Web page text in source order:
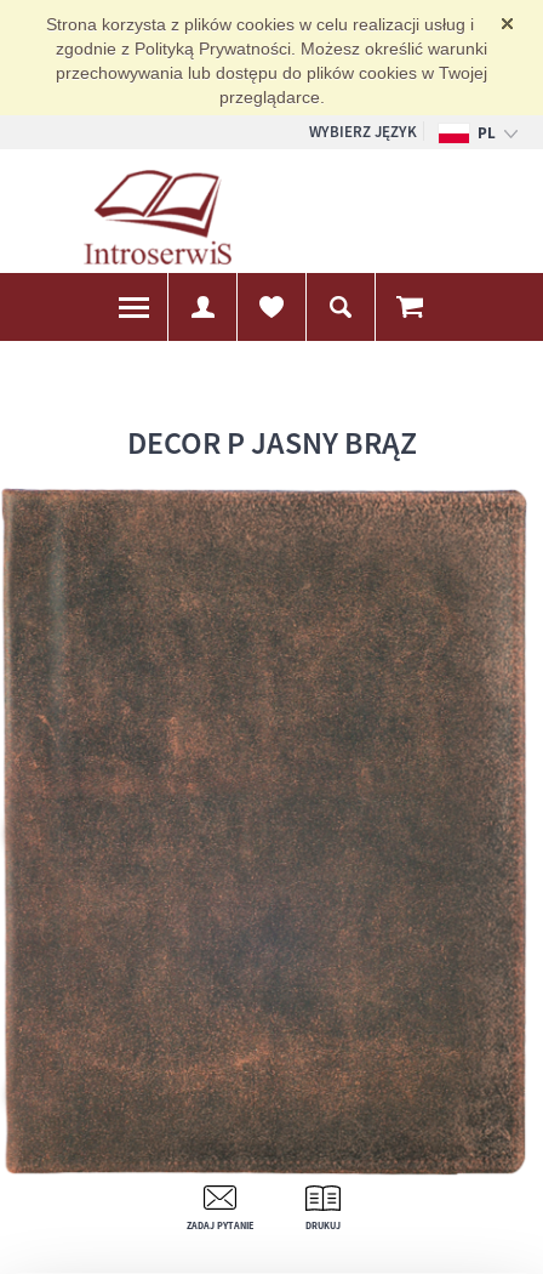
Strona korzysta z plików cookies w celu realizacji usług i
zgodnie z Polityką Prywatności. Możesz określić warunki
przechowywania lub dostępu do plików cookies w Twojej
przeglądarce.
WYBIERZ JĘZYK
PL
DECOR P JASNY BRĄZ
ZADAJ PYTANIE DRUKUJ